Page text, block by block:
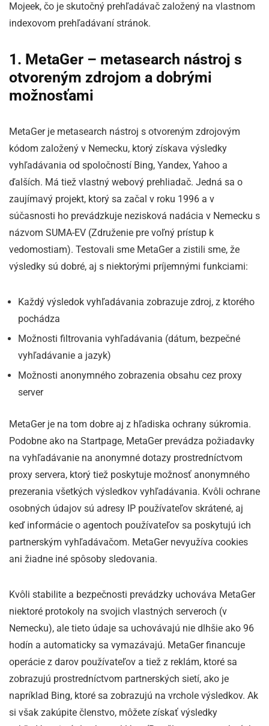
Mojeek, čo je skutočný prehľadávač založený na vlastnom
indexovom prehľadávaní stránok.
1. MetaGer – metasearch nástroj s
otvoreným zdrojom a dobrými
možnosťami
MetaGer je metasearch nástroj s otvoreným zdrojovým
kódom založený v Nemecku, ktorý získava výsledky
vyhľadávania od spoločností Bing, Yandex, Yahoo a
ďalších. Má tiež vlastný webový prehliadač. Jedná sa o
zaujímavý projekt, ktorý sa začal v roku 1996 a v
súčasnosti ho prevádzkuje nezisková nadácia v Nemecku s
názvom SUMA-EV (Združenie pre voľný prístup k
vedomostiam). Testovali sme MetaGer a zistili sme, že
výsledky sú dobré, aj s niektorými príjemnými funkciami:
Každý výsledok vyhľadávania zobrazuje zdroj, z ktorého
pochádza
Možnosti filtrovania vyhľadávania (dátum, bezpečné
vyhľadávanie a jazyk)
Možnosti anonymného zobrazenia obsahu cez proxy
server
MetaGer je na tom dobre aj z hľadiska ochrany súkromia.
Podobne ako na Startpage, MetaGer prevádza požiadavky
na vyhľadávanie na anonymné dotazy prostredníctvom
proxy servera, ktorý tiež poskytuje možnosť anonymného
prezerania všetkých výsledkov vyhľadávania. Kvôli ochrane
osobných údajov sú adresy IP používateľov skrátené, aj
keď informácie o agentoch používateľov sa poskytujú ich
partnerským vyhľadávačom. MetaGer nevyužíva cookies
ani žiadne iné spôsoby sledovania.
Kvôli stabilite a bezpečnosti prevádzky uchováva MetaGer
niektoré protokoly na svojich vlastných serveroch (v
Nemecku), ale tieto údaje sa uchovávajú nie dlhšie ako 96
hodín a automaticky sa vymazávajú. MetaGer financuje
operácie z darov používateľov a tiež z reklám, ktoré sa
zobrazujú prostredníctvom partnerských sietí, ako je
napríklad Bing, ktoré sa zobrazujú na vrchole výsledkov. Ak
si však zakúpite členstvo, môžete získať výsledky